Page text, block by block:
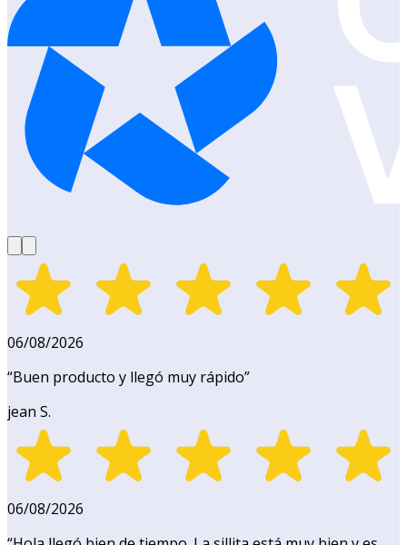
06/08/2026
“Buen producto y llegó muy rápido”
jean S.
06/08/2026